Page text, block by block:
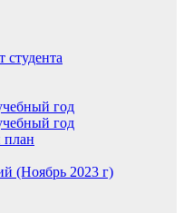
год
год
план
(Ноябрь 2023 г)